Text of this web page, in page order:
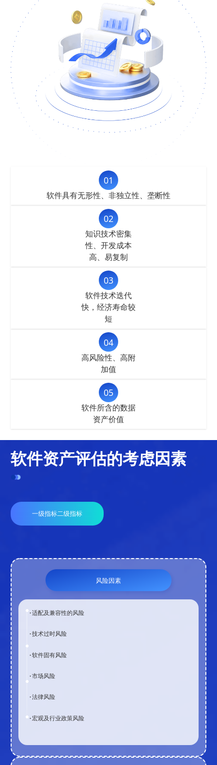
软件具有无形性、非独立性、垄断性
01
知识技术密集
性、开发成本
高、易复制
02
软件技术迭代
快，经济寿命较
短
03
高风险性、高附
加值
04
软件所含的数据
资产价值
05
软件资产评估的考虑因素
一级指标二级指标
风险因素
·适配及兼容性的风险
·技术过时风险
·软件固有风险
·市场风险
·法律风险
·宏观及行业政策风险